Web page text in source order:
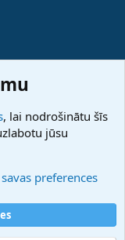
, lai nodrošinātu šīs
jūsu
preferences